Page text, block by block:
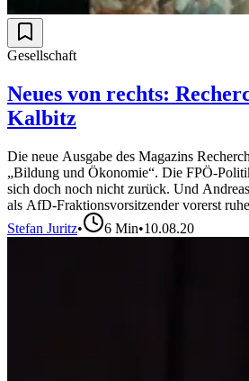
Gesellschaft
Neues von rechts:
Kalbitz
Die neue Ausgabe des Magazins
„Bildung und Ökonomie“. Die FPÖ-
sich doch noch nicht zurück. Und
als AfD-Fraktionsvorsitzender vorerst
Stefan Juritz• 6 Min•10.08.20